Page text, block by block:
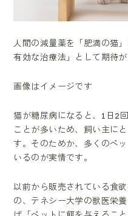
人間の減量薬を「肥満の猫
有効な治療法」として期待
画像はイメージです
猫が糖尿病になると、1日2
ことが多いため、飼い主に
す。そのためか、多くのペ
いるのが実情です。
以前から販売されている食
の、テネシー大学の獣医栄